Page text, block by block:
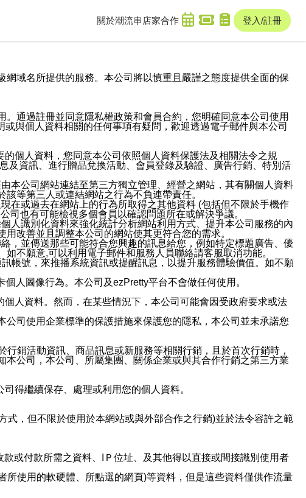
關於潮流串 店家合作 登入/註冊
域名所提供的服務。本公司將以慎重且嚴謹之態度提供全面的保
通過註冊並同意隱私權政策和會員合約，您明確同意本公司使用
與個人資料相關的任何事項有疑問，歡迎透過電子郵件與本公司
個人資料，您同意本公司依照個人資料保護法及相關法令之規
及資訊、進行贈品兌換活動、會員登錄及驗證、廣告行銷、特別活
本公司網站連結至第三方獨立管理、經營之網站，其有關個人資料
等第三人或連結網站之行為不負連帶責任。
在或過去在網站上的行為所取得之其他資料 (包括但不限於手機作
也有可能檢視多個會員以確認問題所在或解決爭議。
人識別化資料來強化統計分析網站利用方式、提升本公司服務的內
改善並且調整本公司的網站使其更符合您的需求。
，並傳送那些可能符合您興趣的訊息給您，例如特定標題廣告、優
不願意,可以利用電子郵件和服務人員聯絡請客服取消功能。
帳號，來推播系統資訊或提醒訊息，以提升服務體驗價值。如不願
人圖像行為。本公司及ezPretty平台不會做任何使用。
人資料。然而，在某些情況下，本公司可能會因受政府要求或法
司使用企業標準的保護措施來保護您的隱私，本公司並未承諾您
銷活動資訊、商品訊息或新服務等相關行銷，且於首次行銷時，
公司，本公司、所屬集團、關係企業或與其合作行銷之第三方業
得繼續保存、處理或利用您的個人資料。
，但不限於使用於本網站或與外部合作之行銷)並於法令容許之範
或付款所需之資料、IＰ位址、及其他得以直接或間接識別使用者
使用的軟硬體、所點選的網頁)等資料，但是這些資料僅供作流量